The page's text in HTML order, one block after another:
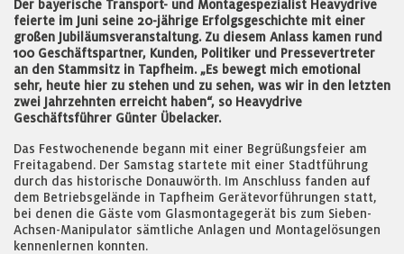
Der bayerische Transport- und Montagespezialist Heavydrive
feierte im Juni seine 20-jährige Erfolgsgeschichte mit einer
großen Jubiläumsveranstaltung. Zu diesem Anlass kamen rund
100 Geschäftspartner, Kunden, Politiker und Pressevertreter
an den Stammsitz in Tapfheim. „Es bewegt mich emotional
sehr, heute hier zu stehen und zu sehen, was wir in den letzten
zwei Jahrzehnten erreicht haben“, so Heavydrive
Geschäftsführer Günter Übelacker.
Das Festwochenende begann mit einer Begrüßungsfeier am
Freitagabend. Der Samstag startete mit einer Stadtführung
durch das historische Donauwörth. Im Anschluss fanden auf
dem Betriebsgelände in Tapfheim Gerätevorführungen statt,
bei denen die Gäste vom Glasmontagegerät bis zum Sieben-
Achsen-Manipulator sämtliche Anlagen und Montagelösungen
kennenlernen konnten.